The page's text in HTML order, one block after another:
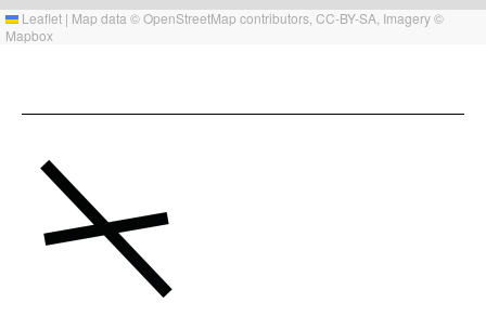
Leaflet | Map data ©OpenStreetMap contributors, CC-BY-SA , Imagery ©
Mapbox